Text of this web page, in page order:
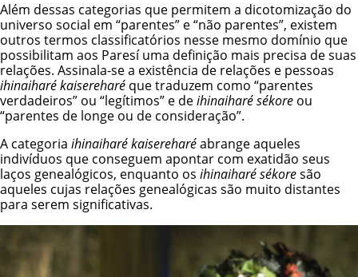
Além dessas categorias que permitem a dicotomização do
universo social em “parentes” e “não parentes”, existem
outros termos classificatórios nesse mesmo domínio que
possibilitam aos Paresí uma definição mais precisa de suas
relações. Assinala-se a existência de relações e pessoas
ihinaiharé kaisereharé que traduzem como “parentes
verdadeiros” ou “legítimos” e deihinaiharé sékore ou
“parentes de longe ou de consideração”.
A categoria ihinaiharé kaisereharéabrange aqueles
indivíduos que conseguem apontar com exatidão seus
laços genealógicos, enquanto os ihinaiharé sékoresão
aqueles cujas relações genealógicas são muito distantes
para serem significativas.